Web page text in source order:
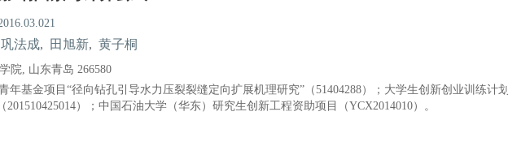
巩法成, 田旭新, 黄子桐
院, 山东青岛 266580
年基金项目“径向钻孔引导水力压裂裂缝定向扩展机理研究”（51404288）；大学生创新创业训练计
）；中国石油大学（华东）研究生创新工程资助项目（YCX2014010）。